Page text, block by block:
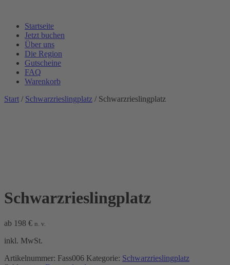
Startseite
Jetzt buchen
Über uns
Die Region
Gutscheine
FAQ
Warenkorb
Start / Schwarzrieslingplatz / Schwarzrieslingplatz
Schwarzrieslingplatz
ab 198 € n. v.
inkl. MwSt.
Artikelnummer: Fass006 Kategorie: Schwarzrieslingplatz